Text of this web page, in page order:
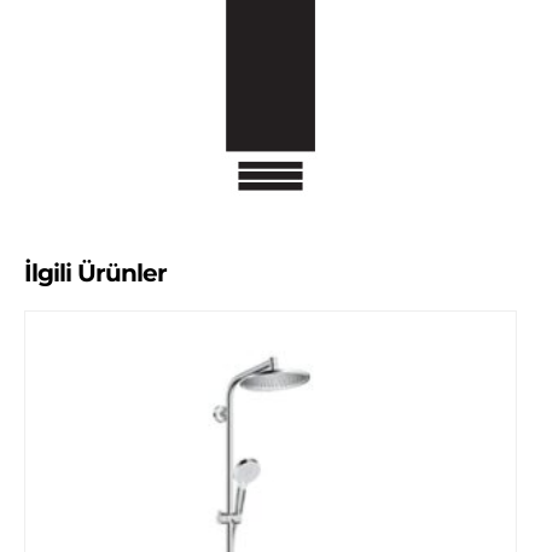
İlgili Ürünler